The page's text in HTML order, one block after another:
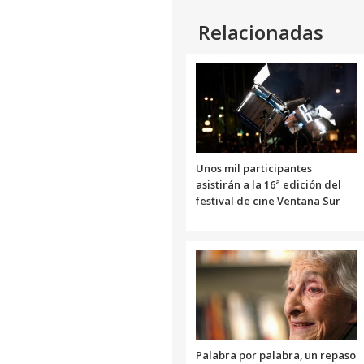
Relacionadas
Unos mil participantes
asistirán a la 16ª edición del
festival de cine Ventana Sur
Palabra por palabra, un repaso